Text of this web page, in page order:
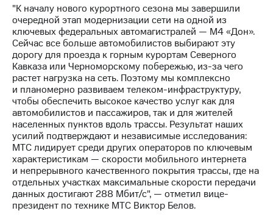
аудит
Рынок
акций
Описание
Программа
приобретения
Порядок
выкупа
акций
Дивиденды
Рынок
облигаций
Описание
Еврооблигации-2023
Уведомление
о
"К началу нового курортного сезона мы завершили
очередной этап модернизации сети на одной из
ключевых федеральных автомагистралей — М4 «Дон».
Сейчас все больше автомобилистов выбирают эту
дорогу для проезда к горным курортам Северного
Кавказа или Черноморскому побережью, из-зачего
растет нагрузка на сеть. Поэтому мы комплексно
и планомерно развиваем телеком-инфраструктуру,
чтобы обеспечить высокое качество услуг как для
автомобилистов и пассажиров, так и для жителей
населенных пунктов вдоль трассы. Результат наших
усилий подтверждают и независимые исследования:
МТС лидирует среди других операторов по ключевым
характеристикам — скорости мобильного интернета
и непрерывного качественного покрытия трассы, где на
отдельных участках максимальные скорости передачи
данных достигают 288 Мбит/с", — отметил вице-
президент по технике МТС Виктор Белов.